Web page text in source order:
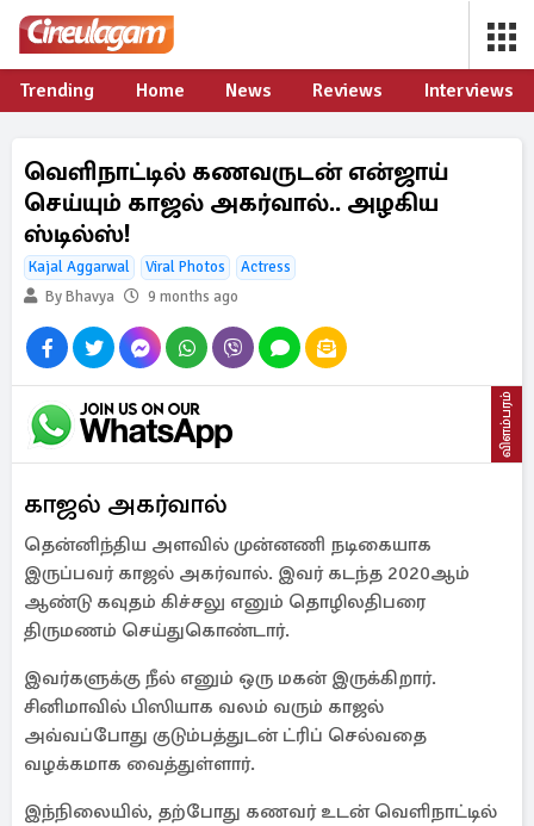
Trending Home News Reviews Interviews
வெளிநாட்டில் கணவருடன் என்ஜாய்
செய்யும் காஜல் அகர்வால்.. அழகிய
ஸ்டில்ஸ்!
Kajal Aggarwal Viral Photos
Actress
By Bhavya
9 months ago
விளம்பரம்
காஜல் அகர்வால்
தென்னிந்திய அளவில் முன்னணி நடிகையாக
இருப்பவர் காஜல் அகர்வால். இவர் கடந்த 2020ஆம்
ஆண்டு கவுதம் கிச்சலு எனும் தொழிலதிபரை
திருமணம் செய்துகொண்டார்.
இவர்களுக்கு நீல் எனும் ஒரு மகன் இருக்கிறார்.
சினிமாவில் பிஸியாக வலம் வரும் காஜல்
அவ்வப்போது குடும்பத்துடன் ட்ரிப் செல்வதை
வழக்கமாக வைத்துள்ளார்.
இந்நிலையில், தற்போது கணவர் உடன் வெளிநாட்டில்